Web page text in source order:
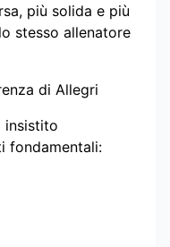
più solida e più
stesso allenatore
di Allegri
insistito
fondamentali: